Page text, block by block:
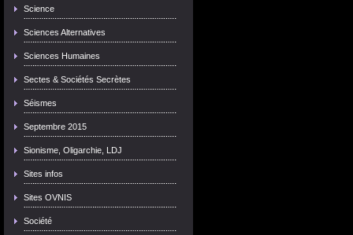
Science
Sciences Alternatives
Sciences Humaines
Sectes & Sociétés Secrètes
Séismes
Septembre 2015
Sionisme, Oligarchie, LDJ
Sites infos
Sites OVNIS
Société